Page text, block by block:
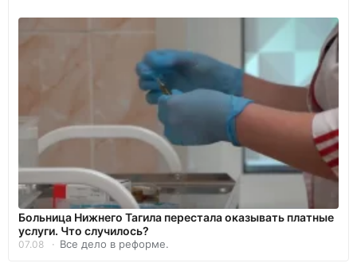
Больница Нижнего Тагила перестала оказывать платные
услуги. Что случилось?
07.08 Все дело в реформе.